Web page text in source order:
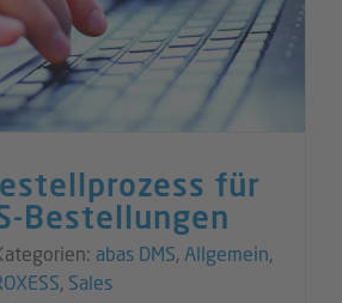
für
Bestellungen
abas DMS,Allgemein,
, Sales